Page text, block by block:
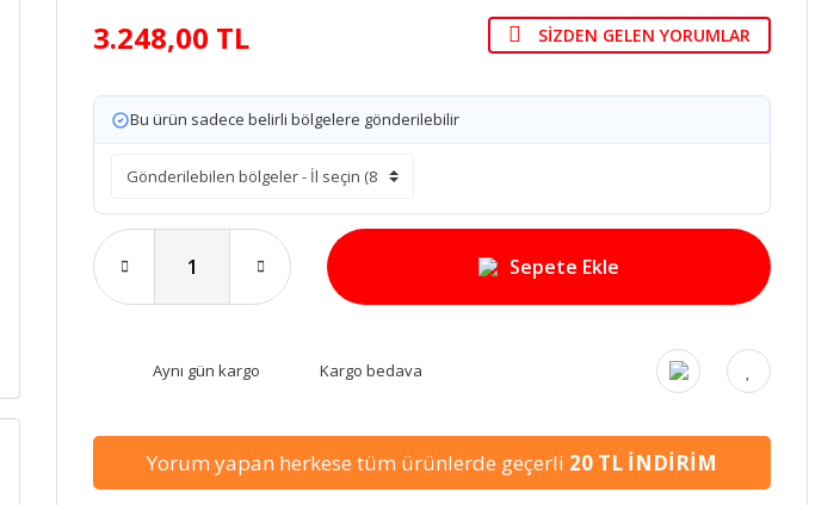
3.248,00 TL SIZDEN GELEN YORUMLAR
Bu ürün sadece belirli bölgelere gönderilebilir
Sepete Ekle
Aynı gün kargo Kargo bedava
Yorum yapan herkese tüm ürünlerde geçerli 20 TL İNDİRİM